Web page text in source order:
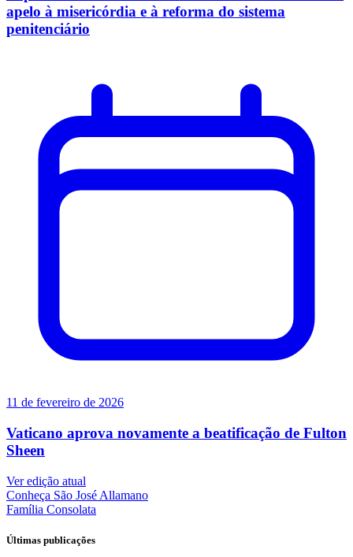
apelo à misericórdia e à reforma do sistema
penitenciário
11 de fevereiro de 2026
Vaticano aprova novamente a beatificação de Fulton
Sheen
Ver edição atual
Conheça São José Allamano
Família Consolata
Últimas publicações